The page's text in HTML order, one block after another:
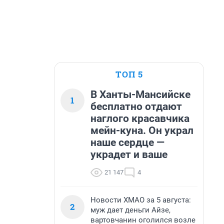
ТОП 5
1
В Ханты-Мансийске
бесплатно отдают
наглого красавчика
мейн-куна. Он украл
наше сердце —
украдет и ваше
21 147 4
2
Новости ХМАО за 5 августа:
муж дает деньги Айзе,
вартовчанин оголился возле